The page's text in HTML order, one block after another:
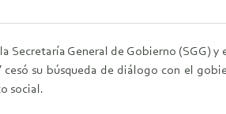
Secretaría General de Gobierno
cesó su búsqueda de diálogo con el
social.